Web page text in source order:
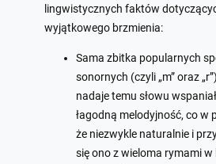
lingwistycznych faktów
wyjątkowego brzmienia:
Sama zbitka popularnych
sonornych (czyli „m” oraz
nadaje temu słowu
łagodną melodyjność, co w
że niezwykle naturalnie i
się ono z wieloma rymami